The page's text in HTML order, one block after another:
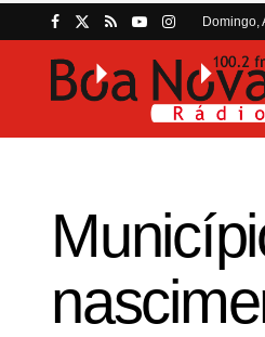
Domingo,